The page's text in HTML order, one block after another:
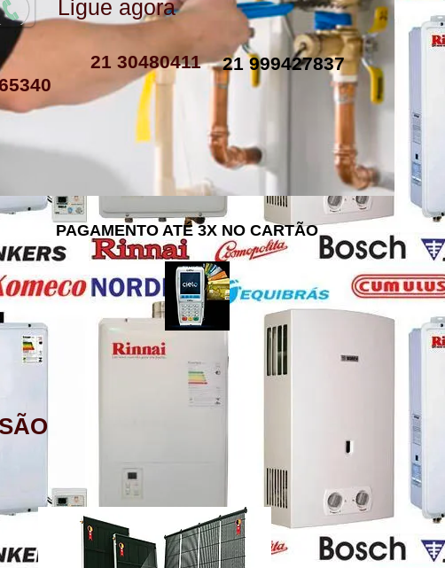
resistencia de boiler eletrico
resistencia eletrica boiler
resistencia para boiler preço
resistencia boiler komeco
Ligue agora
21 30480411 21 999427837
PAGAMENTO ATÉ 3X NO CARTÃO